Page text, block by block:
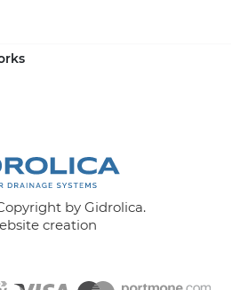
by Gidrolica.
creation